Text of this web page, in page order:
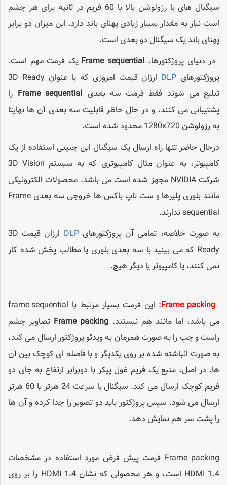
سیگنال های با رزولوشن بالا با 60 فریم در ثانیه برای هر چشم
است نیاز به مقدار بسیار زیادی پهنای باند دارد. این میزان دو برابر
پهنای باند یک سیگنال دو بعدی است.
در دنیای پروژکتورها،Frame sequential یک فرمت مهم است.
پروژکتورهای DLP
ارزان قیمت امروزی که با عنوان 3D Ready
تبلیغ می شوند فقط فرمت سه بعدی Frame sequential را
پشتیبانی می کنند، و در حال حاظر قابلیت سه بعدی آن ها نهایتا
به رزولوشن 1280x720 محدود شده است.
درحال حاضر تنها راه ارسال یک سیگنال این چنینی استفاده از یک
کامپیوتر، به عنوان مثال کامپیوتری که به سیستم 3D Vision
شرکت NVIDIA مجهز شده است می باشد.
محصولات الکترونیکی
مانند بلوری پلیرها و ست تاپ باکس ها خروجی سه بعدی Frame
sequential ندارند.
به صورت خلاصه، تمامی آن پروژکتورهایDLP
ارزان قیمت 3D
Ready که می بینید با سه بعدی بلوری یا مطالب پخش شده کار
نمی کنند، یا کامپیوتر یا دیگر هیچ.
Frame packing
:
این فرمت بسیار مرتبط با frame sequential
می باشد، اما مانند هم نیستند. Frame packing تصاویر چشم
راست و چپ را به صورت همزمان به ویدئو پروژکتور ارسال می کند،
به صورت انباشته شده بر روی یکدیگر و با فاصله ای کوچک بین آن
ها. در اصل، منبع یک فریم غول پیکر با دوبرابر ارتفاع به جای دو
فریم کوچک ارسال می کند. سیگنال با سرعت 24 هرتز یا 60 هرتز
ارسال می شود. سپس پروژکتور باید دو تصویر را جدا کرده و آن ها
را پشت سر هم نمایش دهد.
Frame packing فرمت پیش فرض مورد استفاده در مشخصات
HDMI 1.4 است، و هر محصولی که نشان HDMI 1.4 را بر روی